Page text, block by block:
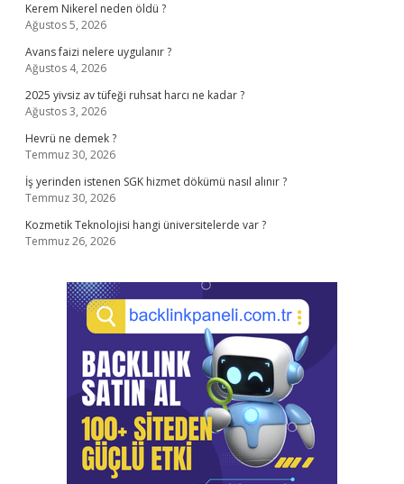
Kerem Nikerel neden öldü ?
Ağustos 5, 2026
Avans faizi nelere uygulanır ?
Ağustos 4, 2026
2025 yivsiz av tüfeği ruhsat harcı ne kadar ?
Ağustos 3, 2026
Hevrü ne demek ?
Temmuz 30, 2026
İş yerinden istenen SGK hizmet dökümü nasıl alınır ?
Temmuz 30, 2026
Kozmetik Teknolojisi hangi üniversitelerde var ?
Temmuz 26, 2026